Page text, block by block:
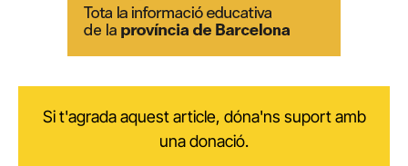
Si t'agrada aquest article, dóna'ns suport amb
una donació.